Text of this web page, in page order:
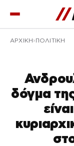
ΑΡΧΙΚΉ ΠΟΛΙΤΙΚΗ
δόγμα